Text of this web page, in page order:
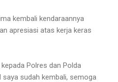
kembali kendaraannya
apresiasi atas kerja keras
Polres dan Polda
sudah kembali, semoga